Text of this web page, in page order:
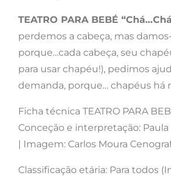
TEATRO PARA BEBÉ
perdemos a cabeça, mas
porque…cada cabeça, seu
para usar chapéu!), pedimos
demanda, porque… chapéus há
Ficha técnica TEATRO PARA
Conceção e interpretação:
| Imagem: Carlos Moura
Classificação etária: Para todos